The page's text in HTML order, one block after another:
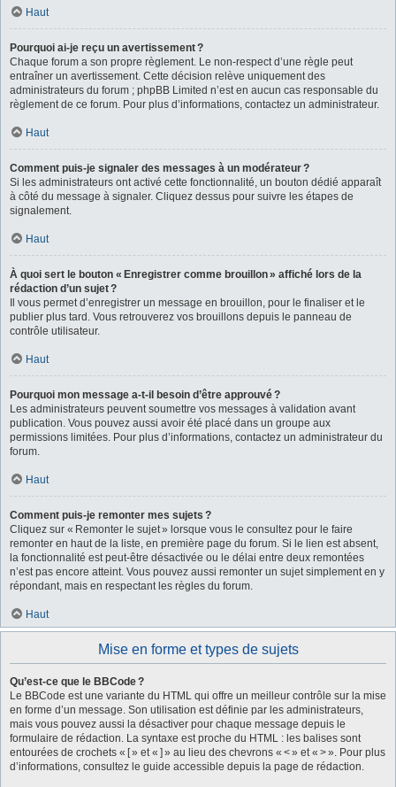
Haut
Pourquoi ai-je reçu un avertissement ?
Chaque forum a son propre règlement. Le non-respect d’une règle peut
entraîner un avertissement. Cette décision relève uniquement des
administrateurs du forum ; phpBB Limited n’est en aucun cas responsable du
règlement de ce forum. Pour plus d’informations, contactez un administrateur.
Haut
Comment puis-je signaler des messages à un modérateur ?
Si les administrateurs ont activé cette fonctionnalité, un bouton dédié apparaît
à côté du message à signaler. Cliquez dessus pour suivre les étapes de
signalement.
Haut
À quoi sert le bouton « Enregistrer comme brouillon » affiché lors de la
rédaction d’un sujet ?
Il vous permet d’enregistrer un message en brouillon, pour le finaliser et le
publier plus tard. Vous retrouverez vos brouillons depuis le panneau de
contrôle utilisateur.
Haut
Pourquoi mon message a-t-il besoin d’être approuvé ?
Les administrateurs peuvent soumettre vos messages à validation avant
publication. Vous pouvez aussi avoir été placé dans un groupe aux
permissions limitées. Pour plus d’informations, contactez un administrateur du
forum.
Haut
Comment puis-je remonter mes sujets ?
Cliquez sur « Remonter le sujet » lorsque vous le consultez pour le faire
remonter en haut de la liste, en première page du forum. Si le lien est absent,
la fonctionnalité est peut-être désactivée ou le délai entre deux remontées
n’est pas encore atteint. Vous pouvez aussi remonter un sujet simplement en y
répondant, mais en respectant les règles du forum.
Haut
Mise en forme et types de sujets
Qu’est-ce que le BBCode ?
Le BBCode est une variante du HTML qui offre un meilleur contrôle sur la mise
en forme d’un message. Son utilisation est définie par les administrateurs,
mais vous pouvez aussi la désactiver pour chaque message depuis le
formulaire de rédaction. La syntaxe est proche du HTML : les balises sont
entourées de crochets « [ » et « ] » au lieu des chevrons « < » et « > ». Pour plus
d’informations, consultez le guide accessible depuis la page de rédaction.